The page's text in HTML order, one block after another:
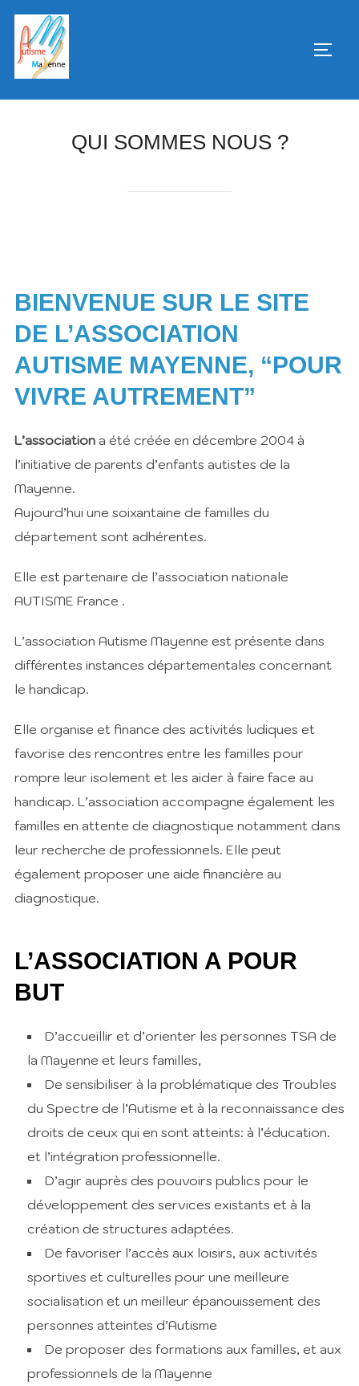
Aller
contenu
QUI SOMMES NOUS ?
BIENVENUE SUR LE SITE
DE L’ASSOCIATION
AUTISME MAYENNE, “POUR
VIVRE AUTREMENT”
L’association a été créée en décembre 2004 à
l’initiative de parents d’enfants autistes de la
Mayenne.
Aujourd’hui une soixantaine de familles du
département sont adhérentes.
Elle est partenaire de l’association nationale
AUTISME France .
L’association Autisme Mayenne est présente dans
différentes instances départementales concernant
le handicap.
Elle organise et finance des activités ludiques et
favorise des rencontres entre les familles pour
rompre leur isolement et les aider à faire face au
handicap. L’association accompagne également les
familles en attente de diagnostique notamment dans
leur recherche de professionnels. Elle peut
également proposer une aide financière au
diagnostique.
L’ASSOCIATION A POUR
BUT
D’accueillir et d’orienter les personnes TSA de
la Mayenne et leurs familles,
De sensibiliser à la problématique des Troubles
du Spectre de l’Autisme et à la reconnaissance des
droits de ceux qui en sont atteints: à l’éducation.
et l’intégration professionnelle.
D’agir auprès des pouvoirs publics pour le
développement des services existants et à la
création de structures adaptées.
De favoriser l’accès aux loisirs, aux activités
sportives et culturelles pour une meilleure
socialisation et un meilleur épanouissement des
personnes atteintes d’Autisme
De proposer des formations aux familles, et aux
professionnels de la Mayenne